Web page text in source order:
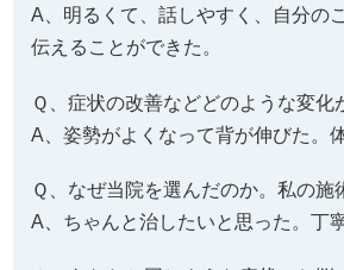
Ｑ、症状の改善などどのような変化
A、姿勢がよくなって背が伸びた。
Ｑ、なぜ当院を選んだのか。私の施
A、ちゃんと治したいと思った。丁
Ｑ、あなたと同じような症状でお悩
ージがありましたら教えてください